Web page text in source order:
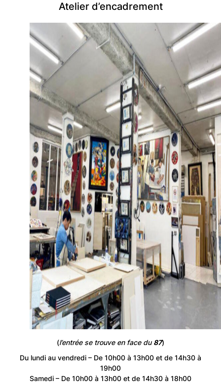
Atelier d’encadrement
(l’entrée se trouve en face du87)
Du lundi au vendredi – De 10h00 à 13h00 et de 14h30 à
19h00
Samedi – De 10h00 à 13h00 et de 14h30 à 18h00